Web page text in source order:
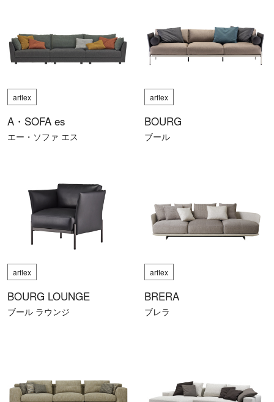
arflex
A・SOFA es
エー・ソファ エス
arflex
BOURG
ブール
arflex
BOURG LOUNGE
ブール ラウンジ
arflex
BRERA
ブレラ